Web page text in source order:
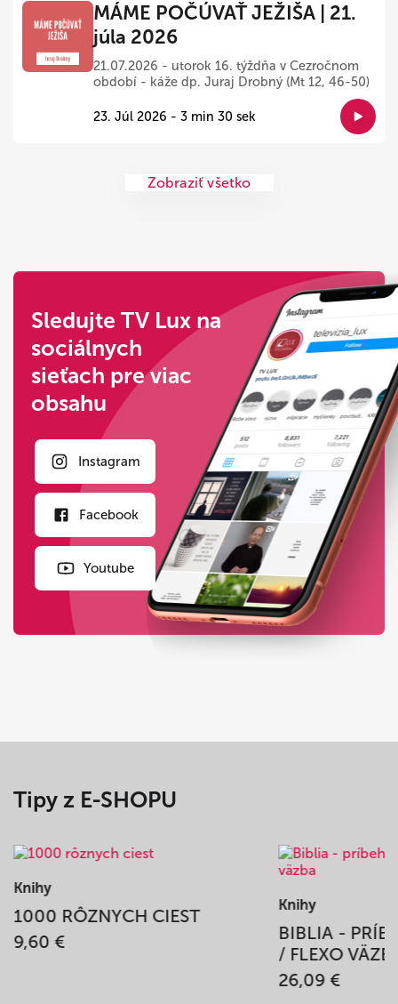
MÁME POČÚVAŤ JEŽIŠA | 21.
júla 2026
21.07.2026 - utorok 16. týždňa v Cezročnom
období - káže dp. Juraj Drobný (Mt 12, 46-50)
23. Júl 2026 - 3 min 30 sek
Zobraziť všetko
Sledujte TV Lux na
sociálnych
sieťach pre viac
obsahu
Instagram
Facebook
Youtube
Tipy z E-SHOPU
Knihy
1000 RÔZNYCH CIEST
9,60 €
Knihy
BIBLIA -
/ FLEXO
26,09 €